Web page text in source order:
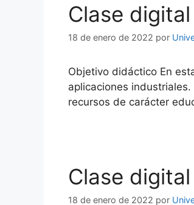
Clase
18 de enero de 2022 por
Objetivo didáctico En
aplicaciones
recursos de carácter
Clase
18 de enero de 2022 por